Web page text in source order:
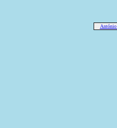
António